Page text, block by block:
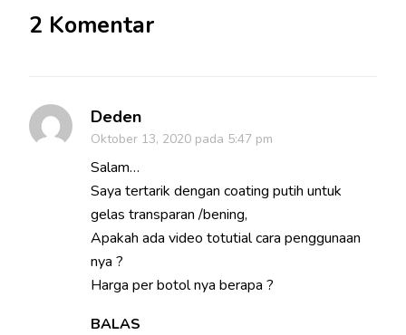
2 Komentar
Deden
Oktober 13, 2020 pada 5:47 pm
Salam…
Saya tertarik dengan coating putih untuk
gelas transparan /bening,
Apakah ada video totutial cara penggunaan
nya ?
Harga per botol nya berapa ?
BALAS